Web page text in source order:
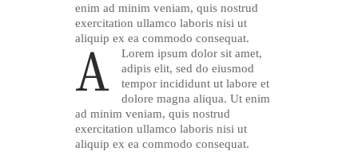
enim ad minim veniam, quis nostrud
exercitation ullamco laboris nisi ut
aliquip ex ea commodo consequat.
A
Lorem ipsum dolor sit amet,
adipis elit, sed do eiusmod
tempor incididunt ut labore et
dolore magna aliqua. Ut enim
ad minim veniam, quis nostrud
exercitation ullamco laboris nisi ut
aliquip ex ea commodo consequat.